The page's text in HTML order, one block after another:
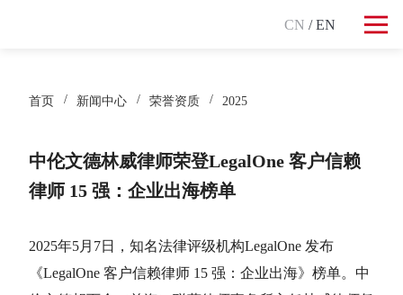
CN / EN
首页 新闻中心 荣誉资质 2025
中伦文德林威律师荣登LegalOne 客户信赖
律师 15 强：企业出海榜单
2025年5月7日，知名法律评级机构LegalOne 发布
《LegalOne 客户信赖律师 15 强：企业出海》榜单。中